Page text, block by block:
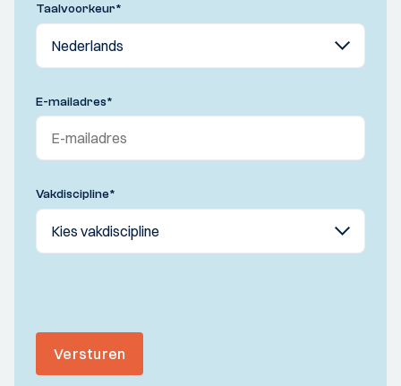
Taalvoorkeur*
E-mailadres*
Vakdiscipline*
Versturen